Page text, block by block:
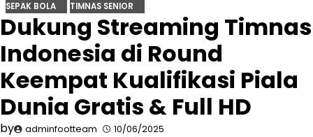
SEPAK BOLA TIMNAS SENIOR
Dukung Streaming Timnas
Indonesia di Round
Keempat Kualifikasi Piala
Dunia Gratis & Full HD
by adminfootteam 10/06/2025